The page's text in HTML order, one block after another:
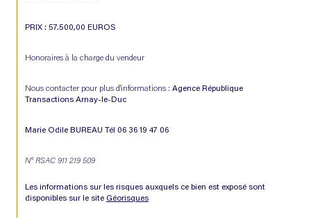
PRIX : 57.500,00 EUROS
Honoraires à la charge du vendeur
Nous contacter pour plus d'informations : Agence République
Transactions Arnay-le-Duc
Marie Odile BUREAU Tél 06 36 19 47 06
N° RSAC 911 219 509
Les informations sur les risques auxquels ce bien est exposé sont
disponibles sur le site Géorisques